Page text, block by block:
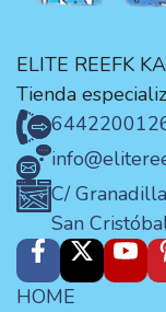
ELITE REEFK
Tienda
644220012
C/
San
HOME